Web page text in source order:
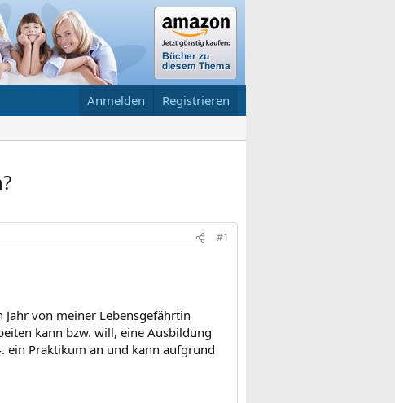
Anmelden Registrieren
#1
von meiner Lebensgefährtin
kann bzw. will, eine Ausbildung
ein Praktikum an und kann aufgrund